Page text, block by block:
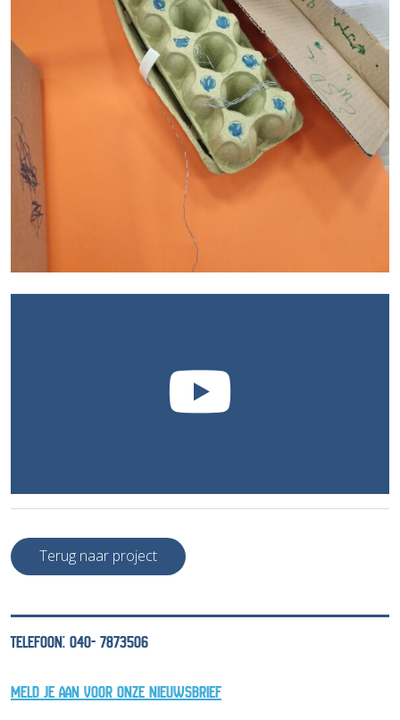
Terug naar project
TELEFOON: 040- 7873506
MELD JE AAN VOOR ONZE NIEUWSBRIEF